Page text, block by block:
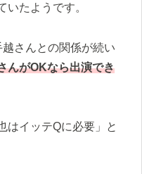
いたようです。
さんとの関係が続い
んがOKなら出演でき
はイッテQに必要」と